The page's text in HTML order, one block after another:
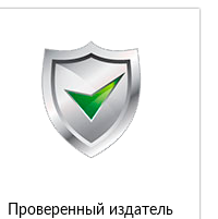
Проверенный издатель